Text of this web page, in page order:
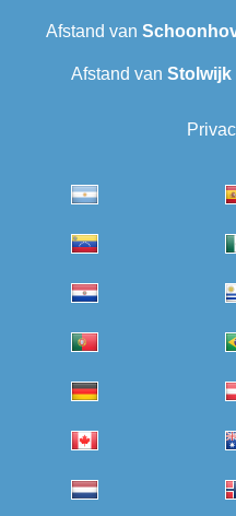
Afstand van
Afstand van Stolwijk